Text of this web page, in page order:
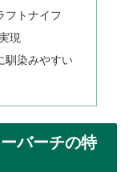
フトナイフ
現
馴染みやすい
バーチの特